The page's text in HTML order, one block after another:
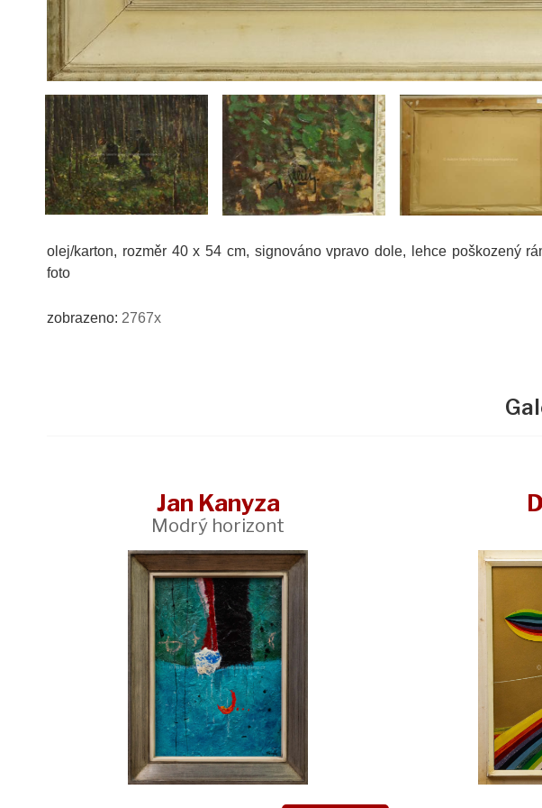
olej/karton, rozměr 40 x 54 cm, signováno vpravo dole, lehce poškozený
foto
zobrazeno: 2767x
Jan Kanyza
Modrý horizont